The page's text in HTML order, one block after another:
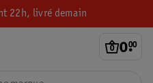
22h, livré demain
0.
00